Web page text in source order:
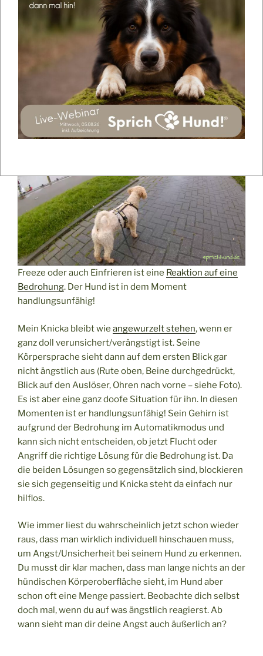
Übrigens signalisieren zurückgezogene Ohren nicht
immer nur Angst. In Hundebegegnungen kannst du
zurückgezogene Ohren oftmals auch als freundliche
Geste werten.
Bei anderen Hunden bleibt die Rute oben, dafür geht
aber vielleicht der Körperschwerpunkt nach hinten
oder vom Auslöser weg. Der Fang schließt sich,
wodurch die Anspannung sichtbar wird.
Freeze oder auch Einfrieren ist eine Reaktion auf eine
Bedrohung. Der Hund ist in dem Moment
handlungsunfähig!
Mein Knicka bleibt wie angewurzelt stehen, wenn er
ganz doll verunsichert/verängstigt ist. Seine
Körpersprache sieht dann auf dem ersten Blick gar
nicht ängstlich aus (Rute oben, Beine durchgedrückt,
Blick auf den Auslöser, Ohren nach vorne – siehe Foto).
Es ist aber eine ganz doofe Situation für ihn. In diesen
Momenten ist er handlungsunfähig! Sein Gehirn ist
aufgrund der Bedrohung im Automatikmodus und
kann sich nicht entscheiden, ob jetzt Flucht oder
Angriff die richtige Lösung für die Bedrohung ist. Da
die beiden Lösungen so gegensätzlich sind, blockieren
sie sich gegenseitig und Knicka steht da einfach nur
hilflos.
Wie immer liest du wahrscheinlich jetzt schon wieder
raus, dass man wirklich individuell hinschauen muss,
um Angst/Unsicherheit bei seinem Hund zu erkennen.
Du musst dir klar machen, dass man lange nichts an der
hündischen Körperoberfläche sieht, im Hund aber
schon oft eine Menge passiert. Beobachte dich selbst
doch mal, wenn du auf was ängstlich reagierst. Ab
wann sieht man dir deine Angst auch äußerlich an?